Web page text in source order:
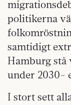
politikerna
samtidigt
Hamburg stå
under 2030-
I stort sett